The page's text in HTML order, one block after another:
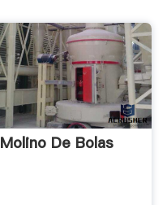
Molino De Bolas